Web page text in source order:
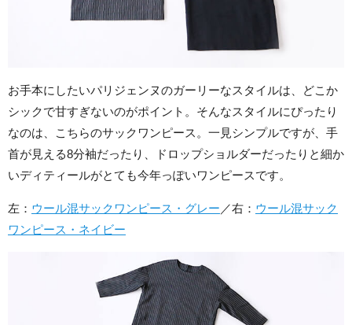
お手本にしたいパリジェンヌのガーリーなスタイルは、どこか
シックで甘すぎないのがポイント。そんなスタイルにぴったり
なのは、こちらのサックワンピース。一見シンプルですが、手
首が見える8分袖だったり、ドロップショルダーだったりと細か
いディティールがとても今年っぽいワンピースです。
左： ウール混サックワンピース・グレー ／右： ウール混サック
ワンピース・ネイビー